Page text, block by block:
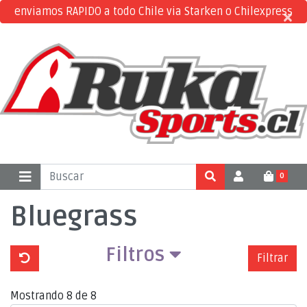
enviamos RAPIDO a todo Chile via Starken o Chilexpress
×
×
0
Bluegrass
Filtros Filtrar
Mostrando 8 de 8